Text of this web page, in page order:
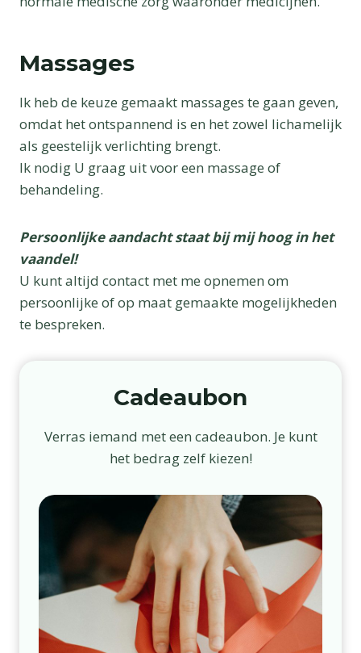
Massages
Ik heb de keuze gemaakt massages te gaan geven,
omdat het ontspannend is en het zowel lichamelijk
als geestelijk verlichting brengt.
Ik nodig U graag uit voor een massage of
behandeling.
Persoonlijke aandacht staat bij mij hoog in het
vaandel!
U kunt altijd contact met me opnemen om
persoonlijke of op maat gemaakte mogelijkheden
te bespreken.
Cadeaubon
Verras iemand met een cadeaubon. Je kunt
het bedrag zelf kiezen!